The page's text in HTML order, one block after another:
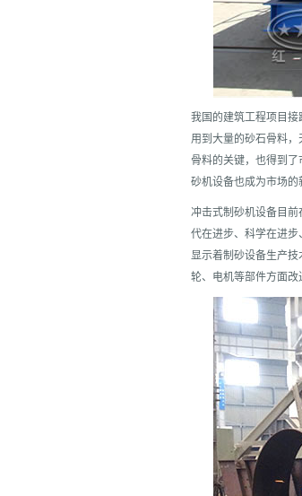
我国的建筑工程项目
用到大量的砂石骨料
骨料的关键，也得到
砂机设备也成为市场的
冲击式制砂机设备目
代在进步、科学在进
显示着制砂设备生产技
轮、电机等部件方面改